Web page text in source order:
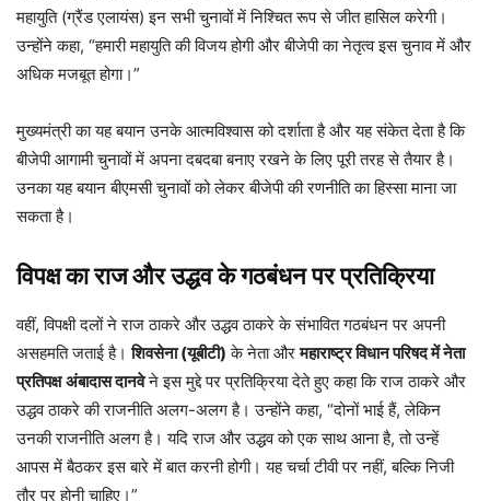
महायुति (ग्रैंड एलायंस) इन सभी चुनावों में निश्चित रूप से जीत हासिल करेगी।
उन्होंने कहा, “हमारी महायुति की विजय होगी और बीजेपी का नेतृत्व इस चुनाव में और
अधिक मजबूत होगा।”
मुख्यमंत्री का यह बयान उनके आत्मविश्वास को दर्शाता है और यह संकेत देता है कि
बीजेपी आगामी चुनावों में अपना दबदबा बनाए रखने के लिए पूरी तरह से तैयार है।
उनका यह बयान बीएमसी चुनावों को लेकर बीजेपी की रणनीति का हिस्सा माना जा
सकता है।
विपक्ष का राज और उद्धव के गठबंधन पर प्रतिक्रिया
वहीं, विपक्षी दलों ने राज ठाकरे और उद्धव ठाकरे के संभावित गठबंधन पर अपनी
असहमति जताई है।शिवसेना (यूबीटी) के नेता औरमहाराष्ट्र विधान परिषद में नेता
प्रतिपक्ष अंबादास दानवेने इस मुद्दे पर प्रतिक्रिया देते हुए कहा कि राज ठाकरे और
उद्धव ठाकरे की राजनीति अलग-अलग है। उन्होंने कहा, “दोनों भाई हैं, लेकिन
उनकी राजनीति अलग है। यदि राज और उद्धव को एक साथ आना है, तो उन्हें
आपस में बैठकर इस बारे में बात करनी होगी। यह चर्चा टीवी पर नहीं, बल्कि निजी
तौर पर होनी चाहिए।”